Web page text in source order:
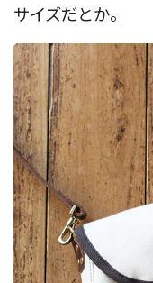
サイズだとか。